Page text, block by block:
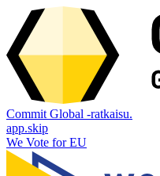
Commit Global -ratkaisu.
app.skip
We Vote for EU